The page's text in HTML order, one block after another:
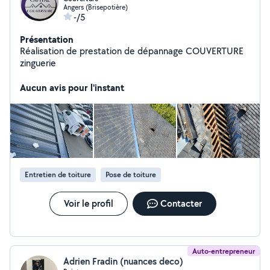
Angers (Brisepotière)
-/5
Présentation
Réalisation de prestation de dépannage COUVERTURE
zinguerie
Aucun avis pour l'instant
Entretien de toiture Pose de toiture
Voir le profil Contacter
Auto-entrepreneur
Adrien Fradin (nuances deco)